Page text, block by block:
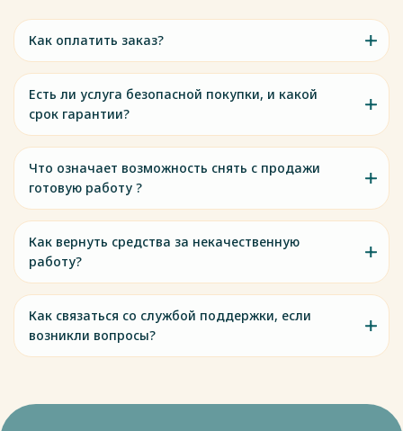
Как оплатить заказ?
Есть ли услуга безопасной покупки, и какой
срок гарантии?
Что означает возможность снять с продажи
готовую работу ?
Как вернуть средства за некачественную
работу?
Как связаться со службой поддержки, если
возникли вопросы?